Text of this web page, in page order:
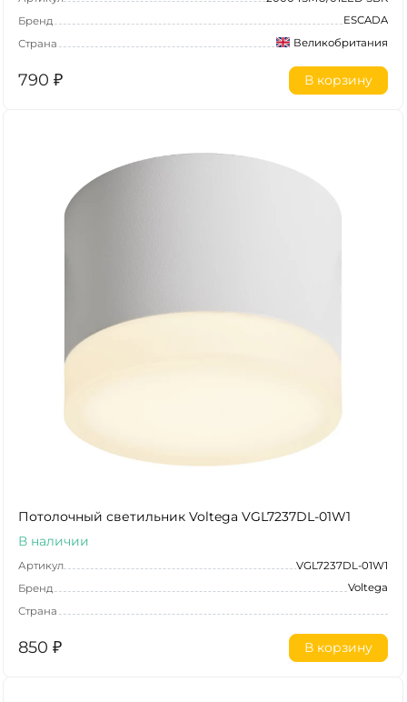
Бренд
ESCADA
Страна
Великобритания
790 ₽ В корзину
Потолочный светильник Voltega VGL7237DL-01W1
В наличии
Артикул
VGL7237DL-01W1
Бренд
Voltega
Страна
850 ₽ В корзину